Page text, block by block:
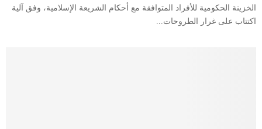
الخزينة الحكومية للأفراد المتوافقة مع أحكام الشريعة الإسلامية، وفق آلية
اكتتاب على غرار الطروحات...